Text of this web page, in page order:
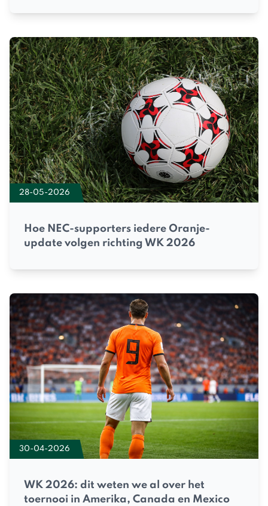
28-05-2026
Hoe NEC-supporters iedere Oranje-
update volgen richting WK 2026
30-04-2026
WK 2026: dit weten we al over het
toernooi in Amerika, Canada en Mexico